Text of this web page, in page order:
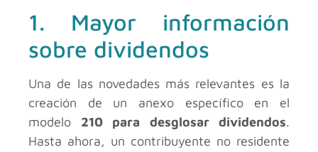
1. Mayor información
sobre dividendos
Una de las novedades más relevantes es la
creación de un anexo específico en el
modelo 210 para desglosar dividendos.
Hasta ahora, un contribuyente no residente